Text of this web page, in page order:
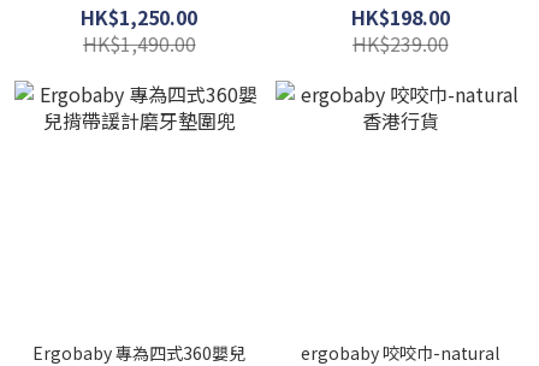
學揹帶 (香港正貨)
HK$1,250.00
HK$1,490.00
HK$198.00
HK$239.00
Ergobaby 專為四式360嬰兒
ergobaby 咬咬巾-natural